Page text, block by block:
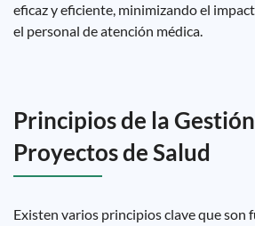
eficaz y eficiente, minimizando el
el personal de atención médica.
Principios de la
Proyectos de Salud
Existen varios principios clave que son